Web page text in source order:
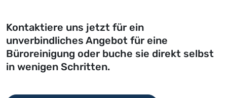
Kontaktiere uns jetzt für ein
unverbindliches Angebot für eine
Büroreinigung oder buche sie direkt selbst
in wenigen Schritten.